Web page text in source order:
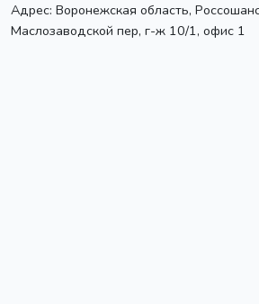
Адрес: Воронежская область,
Маслозаводской пер, г-ж 10/1, офис 1